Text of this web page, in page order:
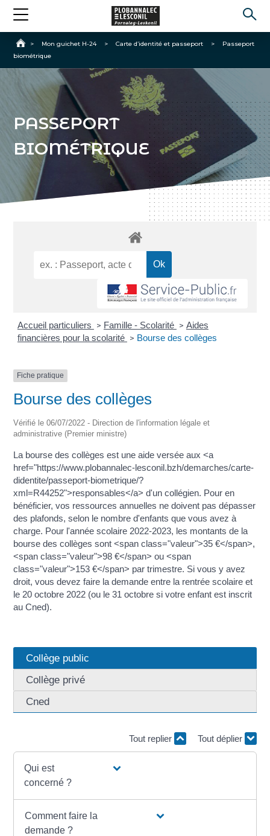
Accueil
> Mon guichet H-24 > Carte d’identité et passeport >
Passeport
biométrique
PASSEPORT
BIOMÉTRIQUE
Accueil particuliers > Famille - Scolarité > Aides
financières pour la scolarité > Bourse des collèges
Fiche pratique
Bourse des collèges
Vérifié le 06/07/2022 - Direction de l'information légale et
administrative (Premier ministre)
La bourse des collèges est une aide versée aux <a
href="https://www.plobannalec-lesconil.bzh/demarches/carte-
didentite/passeport-biometrique/?
xml=R44252">responsables</a> d'un collégien. Pour en
bénéficier, vos ressources annuelles ne doivent pas dépasser
des plafonds, selon le nombre d'enfants que vous avez à
charge. Pour l'année scolaire 2022-2023, les montants de la
bourse des collèges sont <span class="valeur">35 €</span>,
<span class="valeur">98 €</span> ou <span
class="valeur">153 €</span> par trimestre. Si vous y avez
droit, vous devez faire la demande entre la rentrée scolaire et
le 20 octobre 2022 (ou le 31 octobre si votre enfant est inscrit
au Cned).
Collège public
Collège privé
Cned
Tout replier Tout déplier
Qui est
concerné ?
Comment faire la
demande ?